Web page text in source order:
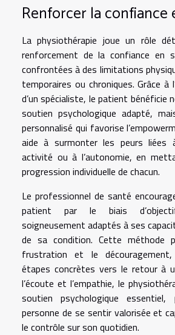
Renforcer la confiance
La physiothérapie joue un rôle
renforcement de la confiance en
confrontées à des limitations
temporaires ou chroniques. Grâce à
d’un spécialiste, le patient bénéficie
soutien psychologique adapté,
personnalisé qui favorise
aide à surmonter les peurs liées
activité ou à l’autonomie, en
progression individuelle de chacun.
Le professionnel de santé
patient par le biais
soigneusement adaptés à ses
de sa condition. Cette méthode
frustration et le
étapes concrètes vers le retour à
l’écoute et l’empathie, le
soutien psychologique
personne de se sentir valorisée et
le contrôle sur son quotidien.